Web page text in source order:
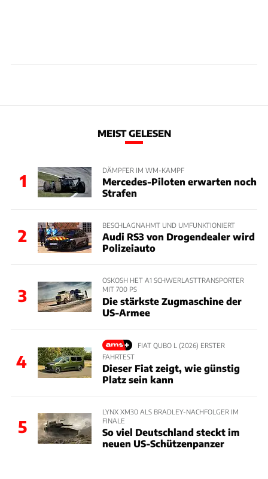
MEIST GELESEN
1
DÄMPFER IM WM-KAMPF
Mercedes-Piloten erwarten noch
Strafen
2
BESCHLAGNAHMT UND UMFUNKTIONIERT
Audi RS3 von Drogendealer wird
Polizeiauto
3
OSKOSH HET A1 SCHWERLASTTRANSPORTER
MIT 700 PS
Die stärkste Zugmaschine der
US-Armee
4
FIAT QUBO L (2026) ERSTER
FAHRTEST
Dieser Fiat zeigt, wie günstig
Platz sein kann
5
LYNX XM30 ALS BRADLEY-NACHFOLGER IM
FINALE
So viel Deutschland steckt im
neuen US-Schützenpanzer